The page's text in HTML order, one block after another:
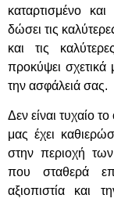
καταρτισμένο
δώσει τις
και τις
προκύψει
την ασφάλειά σας.
Δεν είναι τυχαίο
μας έχει
στην περιοχή
που σταθερά
αξιοπιστία και